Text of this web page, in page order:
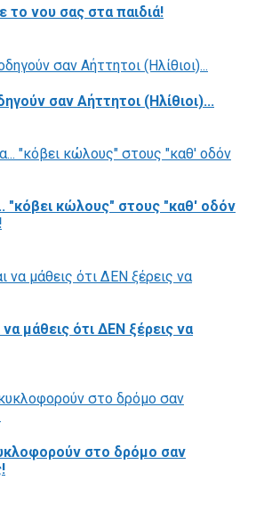
το νου σας στα παιδιά!
σαν Αήττητοι (Ηλίθιοι)...
"κόβει κώλους" στους "καθ' οδόν
μάθεις ότι ΔΕΝ ξέρεις να
στο δρόμο σαν